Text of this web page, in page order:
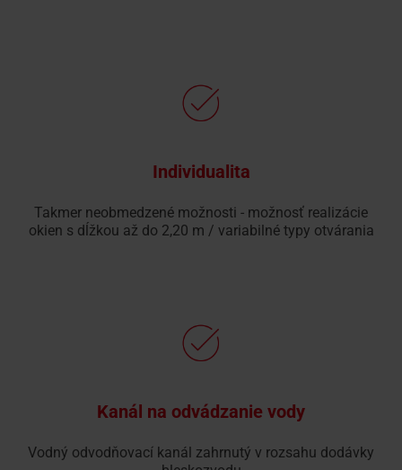
Individualita
Takmer neobmedzené možnosti - možnosť realizácie
okien s dĺžkou až do 2,20 m / variabilné typy otvárania
Kanál na odvádzanie vody
Vodný odvodňovací kanál zahrnutý v rozsahu dodávky